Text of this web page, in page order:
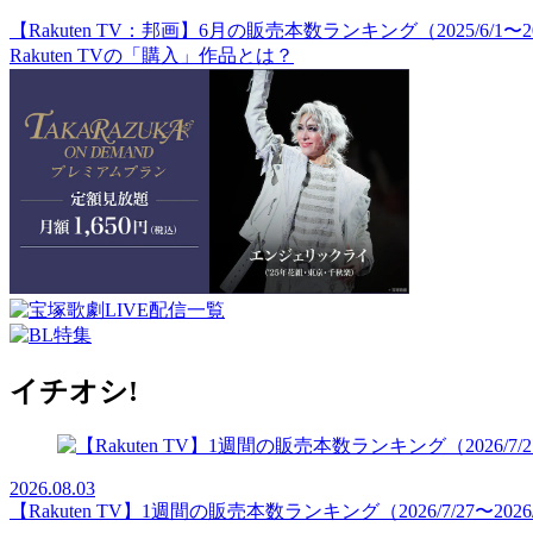
【Rakuten TV：邦画】6月の販売本数ランキング（2025/6/1〜
Rakuten TVの「購入」作品とは？
イチオシ!
2026.08.03
【Rakuten TV】1週間の販売本数ランキング（2026/7/27〜2026/